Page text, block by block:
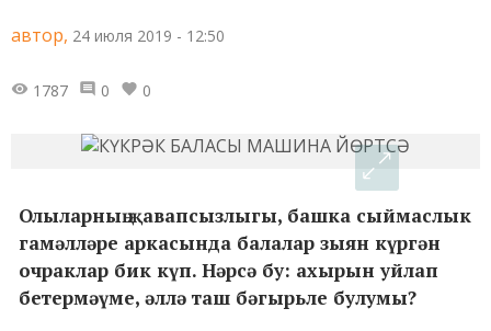
автор, 24 июля 2019 - 12:50
1787 0 0
Олыларның җавапсызлыгы, башка сыймаслык
гамәлләре аркасында балалар зыян күргән
очраклар бик күп. Нәрсә бу: ахырын уйлап
бетермәүме, әллә таш бәгырьле булумы?